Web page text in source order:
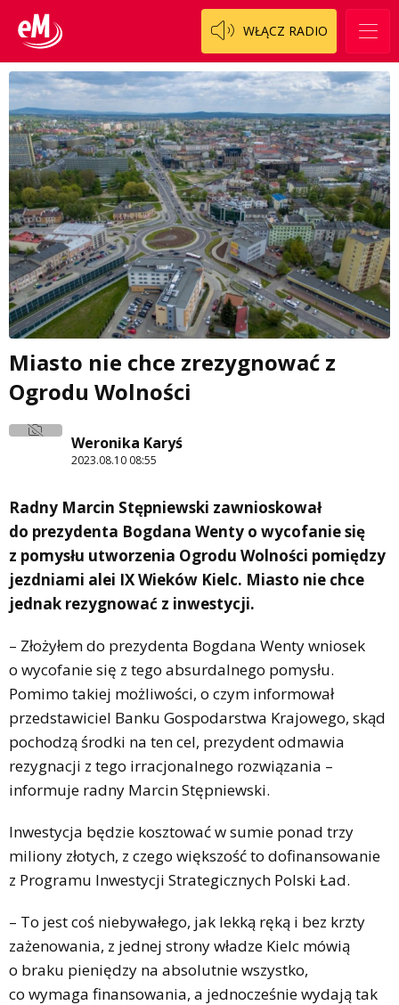
WŁĄCZ RADIO
Miasto nie chce zrezygnować z
Ogrodu Wolności
Weronika Karyś
2023.08.10 08:55
Radny Marcin Stępniewski zawnioskował
do prezydenta Bogdana Wenty o wycofanie się
z pomysłu utworzenia Ogrodu Wolności pomiędzy
jezdniami alei IX Wieków Kielc. Miasto nie chce
jednak rezygnować z inwestycji.
– Złożyłem do prezydenta Bogdana Wenty wniosek
o wycofanie się z tego absurdalnego pomysłu.
Pomimo takiej możliwości, o czym informował
przedstawiciel Banku Gospodarstwa Krajowego, skąd
pochodzą środki na ten cel, prezydent odmawia
rezygnacji z tego irracjonalnego rozwiązania –
informuje radny Marcin Stępniewski.
Inwestycja będzie kosztować w sumie ponad trzy
miliony złotych, z czego większość to dofinansowanie
z Programu Inwestycji Strategicznych Polski Ład.
– To jest coś niebywałego, jak lekką ręką i bez krzty
zażenowania, z jednej strony władze Kielc mówią
o braku pieniędzy na absolutnie wszystko,
co wymaga finansowania, a jednocześnie wydają tak